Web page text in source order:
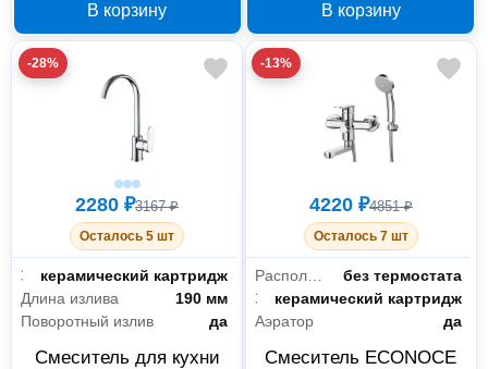
серия 360 D40
В корзину В корзину
-28%
2280 ₽3167 ₽
Осталось 5 шт
Запорный клапанкерамический картридж
Длина излива
190 мм
Поворотный излив
да
Смеситель для кухни
-13%
4220 ₽4851 ₽
Осталось 7 шт
Расположение термостата
без термостата
Запорный клапанкерамический картридж
Аэратор
да
Смеситель ECONOCE